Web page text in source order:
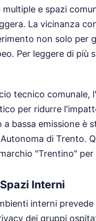
e spazi
La vicinanza
non solo per
Per leggere di più
tecnico comunale,
per ridurre
bassa emissione è
di Trento.
"Trentino"
Interni
interni
dei gruppi